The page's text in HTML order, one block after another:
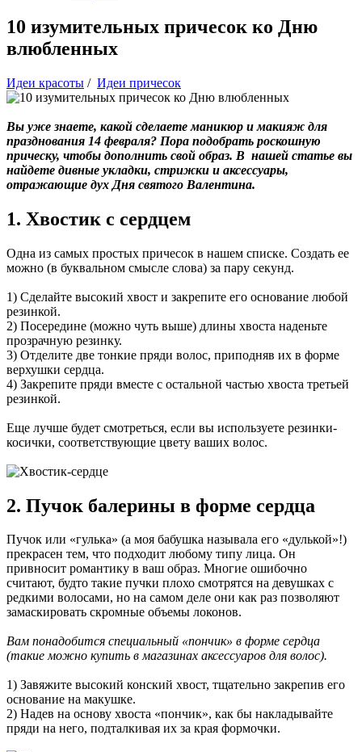
10 изумительных причесок ко Дню
влюбленных
Идеи красоты / Идеи причесок
Вы уже знаете, какой сделаете маникюр и макияж для
празднования 14 февраля? Пора подобрать роскошную
прическу, чтобы дополнить свой образ. В нашей статье вы
найдете дивные укладки, стрижки и аксессуары,
отражающие дух Дня святого Валентина.
1. Хвостик с сердцем
Одна из самых простых причесок в нашем списке. Создать ее
можно (в буквальном смысле слова) за пару секунд.
1) Сделайте высокий хвост и закрепите его основание любой
резинкой.
2) Посередине (можно чуть выше) длины хвоста наденьте
прозрачную резинку.
3) Отделите две тонкие пряди волос, приподняв их в форме
верхушки сердца.
4) Закрепите пряди вместе с остальной частью хвоста третьей
резинкой.
Еще лучше будет смотреться, если вы используете резинки-
косички, соответствующие цвету ваших волос.
2. Пучок балерины в форме сердца
Пучок или «гулька» (а моя бабушка называла его «дулькой»!)
прекрасен тем, что подходит любому типу лица. Он
привносит романтику в ваш образ. Многие ошибочно
считают, будто такие пучки плохо смотрятся на девушках с
редкими волосами, но на самом деле они как раз позволяют
замаскировать скромные объемы локонов.
Вам понадобится специальный «пончик» в форме сердца
(такие можно купить в магазинах аксессуаров для волос).
1) Завяжите высокий конский хвост, тщательно закрепив его
основание на макушке.
2) Надев на основу хвоста «пончик», как бы накладывайте
пряди на него, подталкивая их за края формочки.